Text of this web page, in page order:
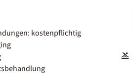
kostenpflichtig